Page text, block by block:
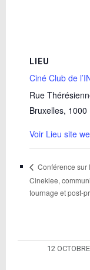
LIEU
Ciné Club de
Rue
Bruxelles, 1000
Voir Lieu site
Conférence sur
Cineklee,
tournage et post-
12